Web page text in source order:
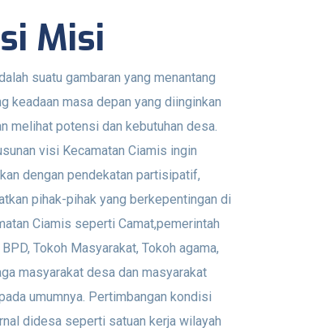
Misi
suatu gambaran yang menantang
keadaan masa depan yang diinginkan
melihat potensi dan kebutuhan desa.
visi Kecamatan Ciamis ingin
dengan pendekatan partisipatif,
pihak-pihak yang berkepentingan di
Ciamis seperti Camat,pemerintah
Tokoh Masyarakat, Tokoh agama,
masyarakat desa dan masyarakat
umumnya. Pertimbangan kondisi
didesa seperti satuan kerja wilayah